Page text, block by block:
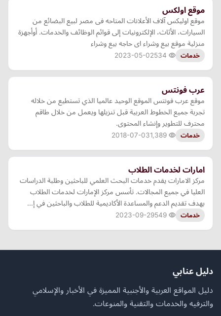
موقع اولكس
موقع اوليكس آلاف الأعلانات المتاحه فى مصر لبيع البضائع من
السيارات، الأثاث، الإلكترونيات إلى قوائم الوظائف والخدمات. أوأجهزة
منزلية موقع بيع وشراء اى حاجه بيع وشراء
خدمات 2023-05-02
عرب فونتس
موقع عرب فونتس الموقع الوحيد عالميا الذي تستطيع من خلاله
تجربة جميع الخطوط العربية قبل تنزيلها ويعمل من خلال طاقم
محترف للتطوير وإنشاء المحتوى.
خدمات 2018-07-03
امارات لخدمات الطلاب
مركز الامارات يقدم خدمات البحث العلمي للباحثين وطلبة الدراسات
العليا في جميع المجالات. تأسس مركز الإمارات لخدمات الطلاب
بهدف تقديم الدعم والمساعدة الأكاديمية للطلاب والباحثين في إ…
خدمات 2023-09-29
دليل عنابي
دليل المواقع العربية والأجنبية المميزة في الأخبار والإسلامي
والترفيه والخدمات والتقنية والمنوعات.